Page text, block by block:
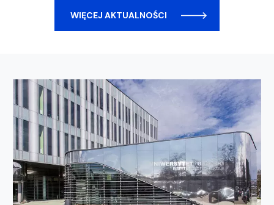
WIĘCEJ AKTUALNOŚCI